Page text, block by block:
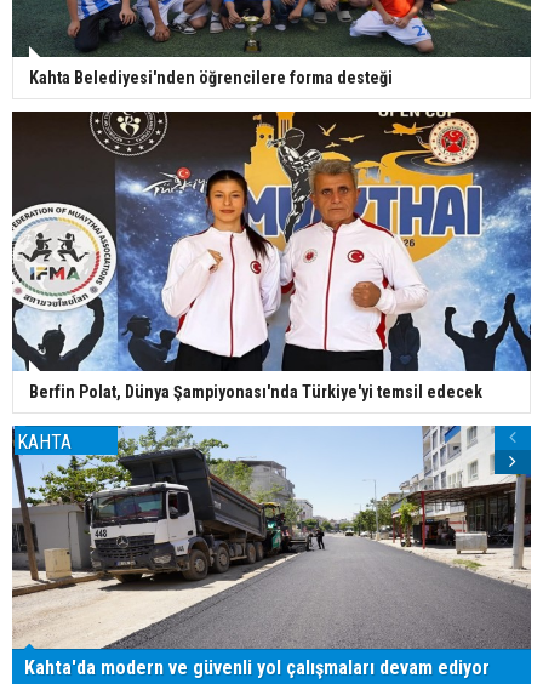
Kahta Belediyesi'nden öğrencilere forma desteği
Berfin Polat, Dünya Şampiyonası'nda Türkiye'yi temsil edecek
KAHTA
Kahta'da modern ve güvenli yol çalışmaları devam ediyor